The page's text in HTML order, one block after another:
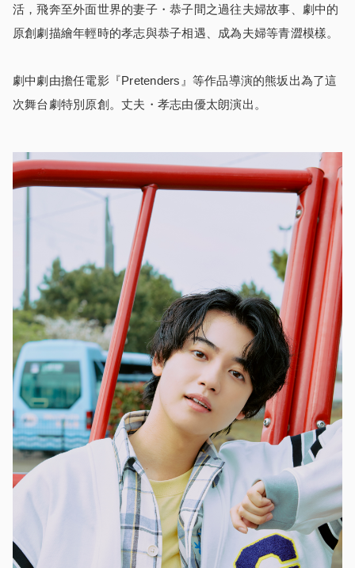
活，飛奔至外面世界的妻子・恭子間之過往夫婦故事、劇中的
原創劇描繪年輕時的孝志與恭子相遇、成為夫婦等青澀模樣。
劇中劇由擔任電影『Pretenders』等作品導演的熊坂出為了這
次舞台劇特別原創。丈夫・孝志由優太朗演出。